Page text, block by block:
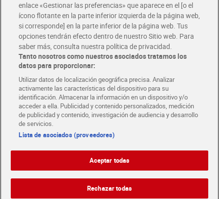
Folletos y Tiendas
Descubre las mejores ofertas y busca tu tienda más cercana
Tarjeta MaX Dia
Te devuelve hasta 8€/mes de tus compras.
¡Solicita tu tarjeta de crédito aquí!
COMER MEJOR CADA DIA
COLABORA CON DIA ABRE TU TIENDA DIA CORPORATE
enlace «Gestionar las preferencias» que aparece en el [o el
ícono flotante en la parte inferior izquierda de la página web,
si corresponde] en la parte inferior de la página web. Tus
opciones tendrán efecto dentro de nuestro Sitio web. Para
saber más, consulta nuestra política de privacidad.
Tanto nosotros como nuestros asociados tratamos los
datos para proporcionar:
Utilizar datos de localización geográfica precisa. Analizar
activamente las características del dispositivo para su
identificación. Almacenar la información en un dispositivo y/o
acceder a ella. Publicidad y contenido personalizados, medición
de publicidad y contenido, investigación de audiencia y desarrollo
de servicios.
Lista de asociados (proveedores)
Aceptar todas
Rechazar todas